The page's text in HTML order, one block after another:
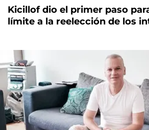
Kicillof dio el primer paso
límite a la reelección de los